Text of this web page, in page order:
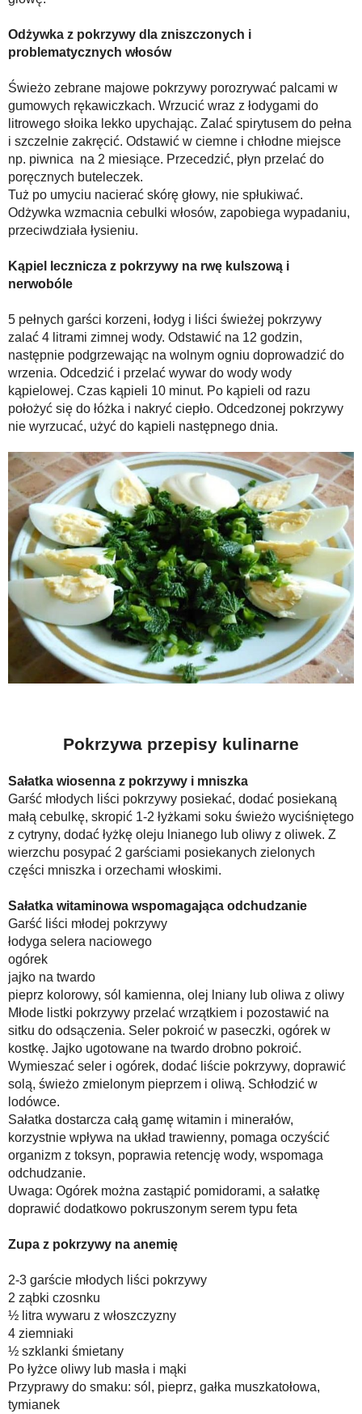
Odżywka z pokrzywy dla zniszczonych i
problematycznych włosów
Świeżo zebrane majowe pokrzywy porozrywać palcami w
gumowych rękawiczkach. Wrzucić wraz z łodygami do
litrowego słoika lekko upychając. Zalać spirytusem do pełna
i szczelnie zakręcić. Odstawić w ciemne i chłodne miejsce
np. piwnica na 2 miesiące. Przecedzić, płyn przelać do
poręcznych buteleczek.
Tuż po umyciu nacierać skórę głowy, nie spłukiwać.
Odżywka wzmacnia cebulki włosów, zapobiega wypadaniu,
przeciwdziała łysieniu.
Kąpiel lecznicza z pokrzywy na rwę kulszową i
nerwobóle
5 pełnych garści korzeni, łodyg i liści świeżej pokrzywy
zalać 4 litrami zimnej wody. Odstawić na 12 godzin,
następnie podgrzewając na wolnym ogniu doprowadzić do
wrzenia. Odcedzić i przelać wywar do wody wody
kąpielowej. Czas kąpieli 10 minut. Po kąpieli od razu
położyć się do łóżka i nakryć ciepło. Odcedzonej pokrzywy
nie wyrzucać, użyć do kąpieli następnego dnia.
Pokrzywa przepisy kulinarne
Sałatka wiosenna z pokrzywy i mniszka
Garść młodych liści pokrzywy posiekać, dodać posiekaną
małą cebulkę, skropić 1-2 łyżkami soku świeżo wyciśniętego
z cytryny, dodać łyżkę oleju lnianego lub oliwy z oliwek. Z
wierzchu posypać 2 garściami posiekanych zielonych
części mniszka i orzechami włoskimi.
Sałatka witaminowa wspomagająca odchudzanie
Garść liści młodej pokrzywy
łodyga selera naciowego
ogórek
jajko na twardo
pieprz kolorowy, sól kamienna, olej lniany lub oliwa z oliwy
Młode listki pokrzywy przelać wrzątkiem i pozostawić na
sitku do odsączenia. Seler pokroić w paseczki, ogórek w
kostkę. Jajko ugotowane na twardo drobno pokroić.
Wymieszać seler i ogórek, dodać liście pokrzywy, doprawić
solą, świeżo zmielonym pieprzem i oliwą. Schłodzić w
lodówce.
Sałatka dostarcza całą gamę witamin i minerałów,
korzystnie wpływa na układ trawienny, pomaga oczyścić
organizm z toksyn, poprawia retencję wody, wspomaga
odchudzanie.
Uwaga: Ogórek można zastąpić pomidorami, a sałatkę
doprawić dodatkowo pokruszonym serem typu feta
Zupa z pokrzywy na anemię
2-3 garście młodych liści pokrzywy
2 ząbki czosnku
½ litra wywaru z włoszczyzny
4 ziemniaki
½ szklanki śmietany
Po łyżce oliwy lub masła i mąki
Przyprawy do smaku: sól, pieprz, gałka muszkatołowa,
tymianek